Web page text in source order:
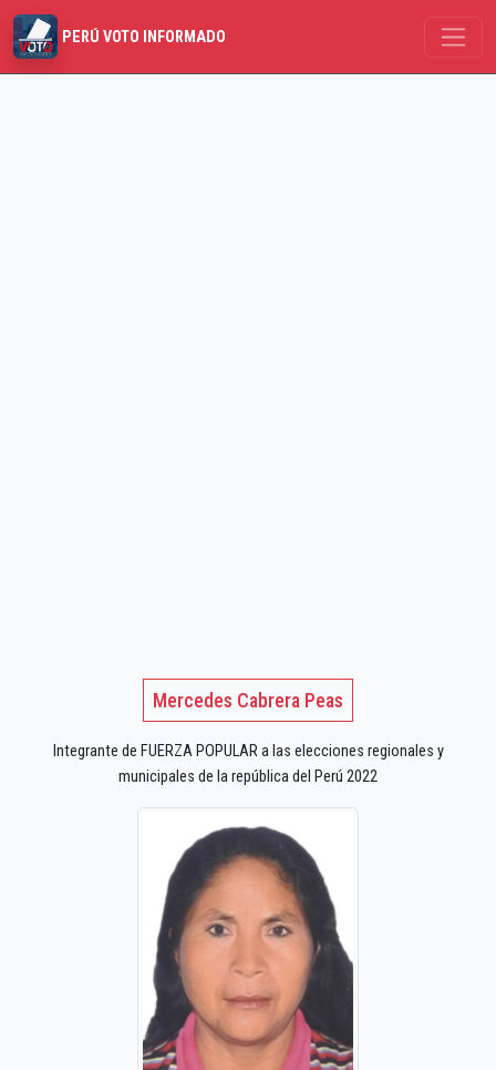
PERÚ VOTO INFORMADO
Mercedes Cabrera Peas
Integrante de FUERZA POPULAR a las elecciones regionales y
municipales de la república del Perú 2022